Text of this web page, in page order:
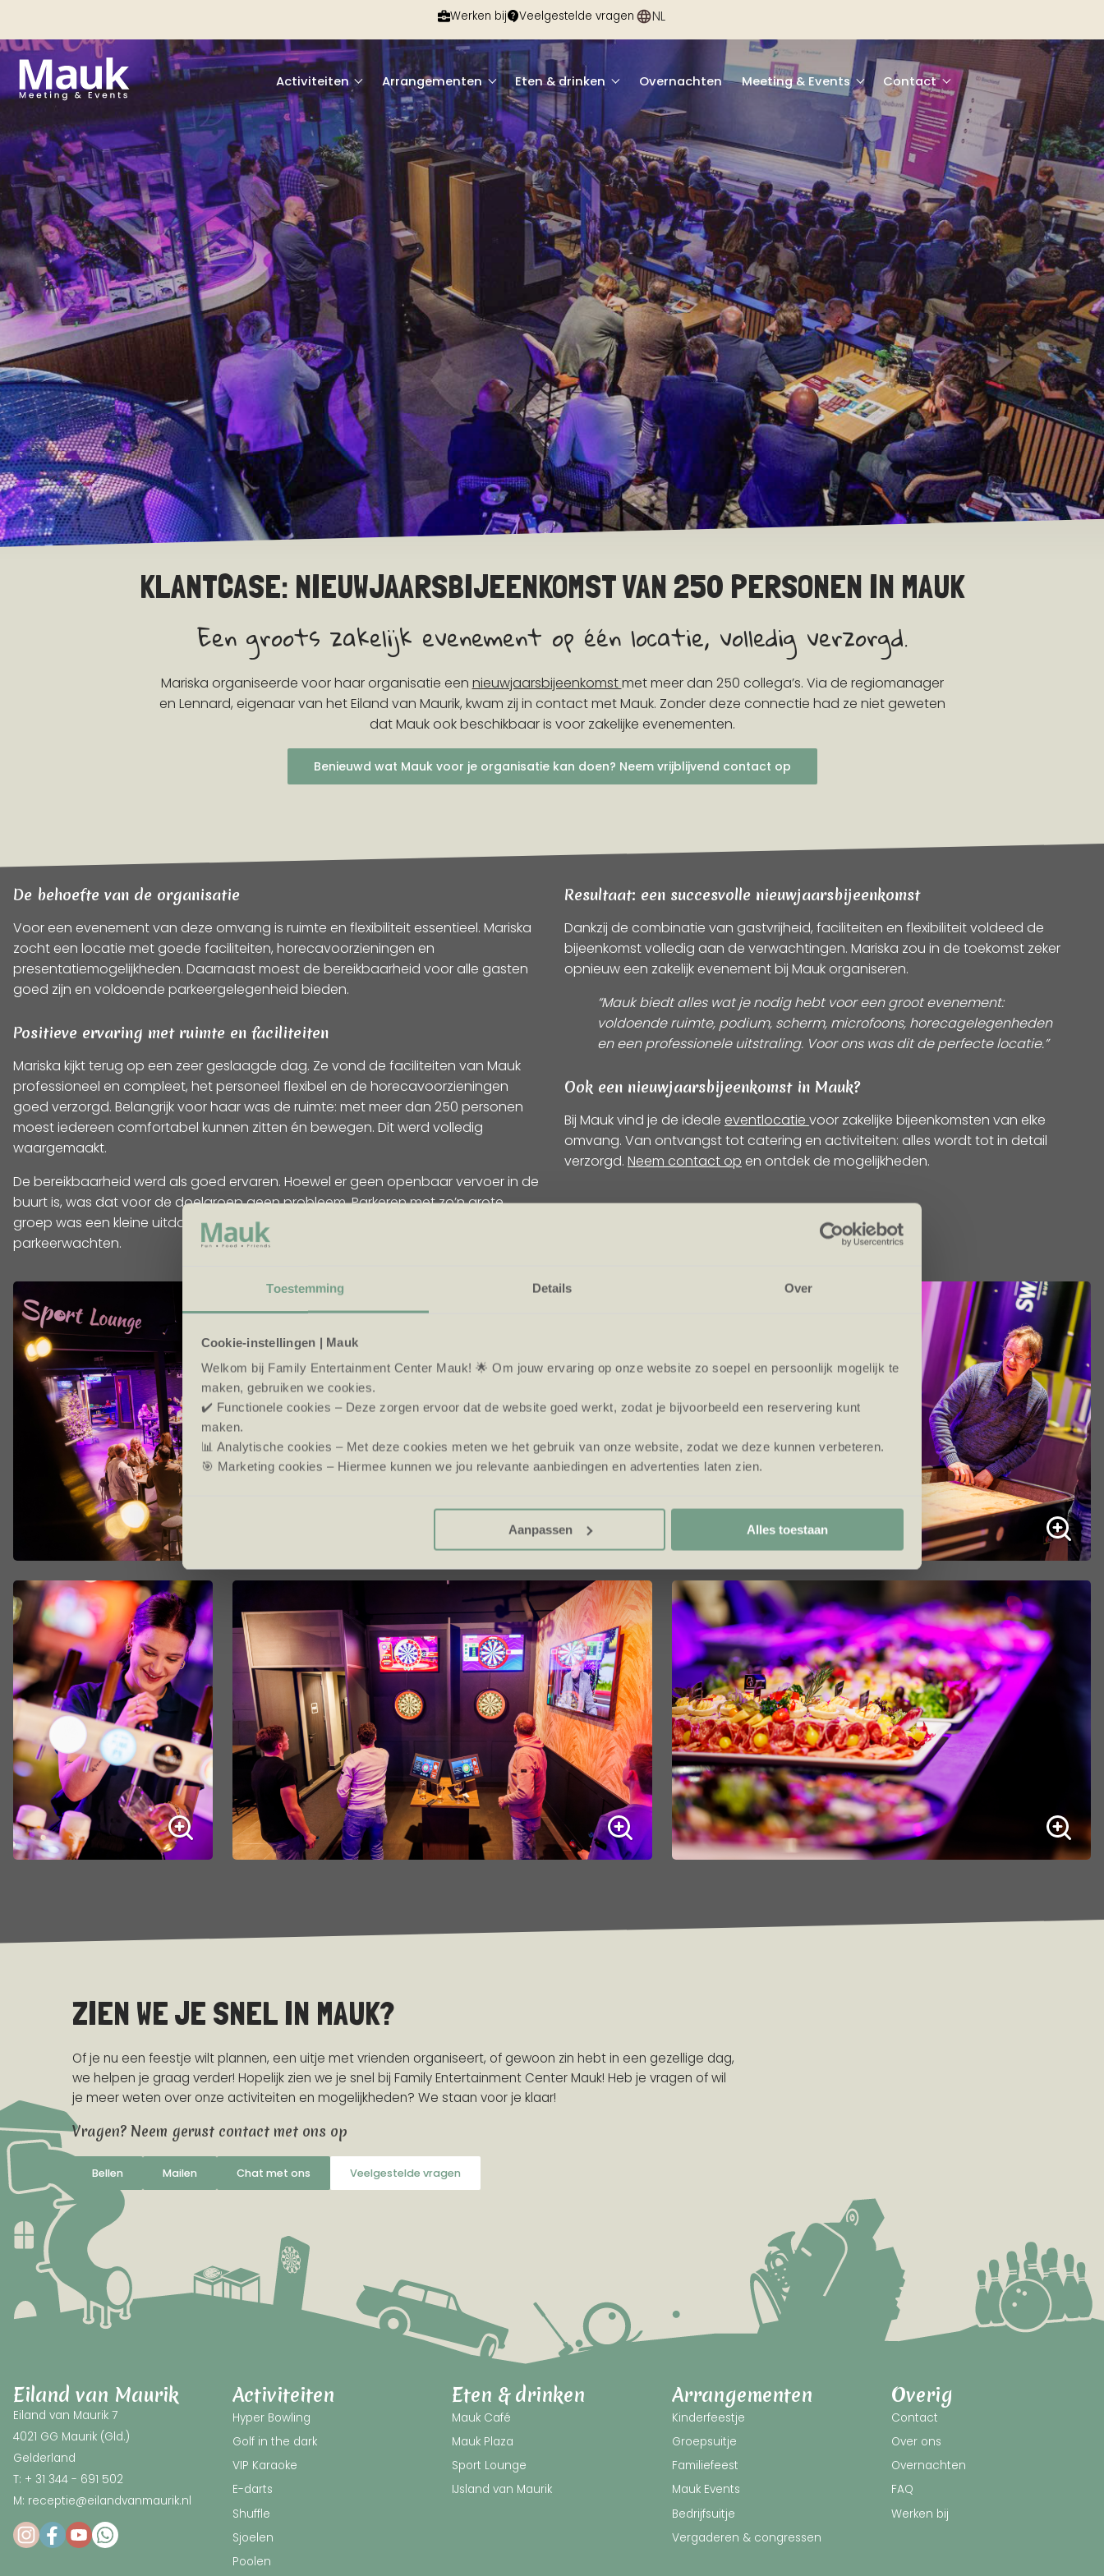
Toestemming Details Over
Cookie-instellingen | Mauk
Welkom bij Family Entertainment Center Mauk! 🌟 Om jouw ervaring op onze website zo soepel en persoonlijk mogelijk te
maken, gebruiken we cookies.
✔️ Functionele cookies – Deze zorgen ervoor dat de website goed werkt, zodat je bijvoorbeeld een reservering kunt
maken.
📊 Analytische cookies – Met deze cookies meten we het gebruik van onze website, zodat we deze kunnen verbeteren.
🎯 Marketing cookies – Hiermee kunnen we jou relevante aanbiedingen en advertenties laten zien.
Aanpassen Alles toestaan
Werken bij Veelgestelde vragen NLEN
Activiteiten Arrangementen Eten & drinken Overnachten Meeting & Events Contact
KLANTCASE: NIEUWJAARSBIJEENKOMST VAN 250 PERSONEN IN MAUK
Een groots zakelijk evenement op één locatie, volledig verzorgd.
Mariska organiseerde voor haar organisatie een nieuwjaarsbijeenkomstmet meer dan 250 collega’s. Via de regiomanager
en Lennard, eigenaar van het Eiland van Maurik, kwam zij in contact met Mauk. Zonder deze connectie had ze niet geweten
dat Mauk ook beschikbaar is voor zakelijke evenementen.
Benieuwd wat Mauk voor je organisatie kan doen? Neem vrijblijvend contact op
De behoefte van de organisatie
Voor een evenement van deze omvang is ruimte en flexibiliteit essentieel. Mariska
zocht een locatie met goede faciliteiten, horecavoorzieningen en
presentatiemogelijkheden. Daarnaast moest de bereikbaarheid voor alle gasten
goed zijn en voldoende parkeergelegenheid bieden.
Positieve ervaring met ruimte en faciliteiten
Mariska kijkt terug op een zeer geslaagde dag. Ze vond de faciliteiten van Mauk
professioneel en compleet, het personeel flexibel en de horecavoorzieningen
goed verzorgd. Belangrijk voor haar was de ruimte: met meer dan 250 personen
moest iedereen comfortabel kunnen zitten én bewegen. Dit werd volledig
waargemaakt.
De bereikbaarheid werd als goed ervaren. Hoewel er geen openbaar vervoer in de
buurt is, was dat voor de doelgroep geen probleem. Parkeren met zo’n grote
groep was een kleine uitdaging, maar werd goed begeleid door de
parkeerwachten.
Resultaat: een succesvolle nieuwjaarsbijeenkomst
Dankzij de combinatie van gastvrijheid, faciliteiten en flexibiliteit voldeed de
bijeenkomst volledig aan de verwachtingen. Mariska zou in de toekomst zeker
opnieuw een zakelijk evenement bij Mauk organiseren.
“Mauk biedt alles wat je nodig hebt voor een groot evenement:
voldoende ruimte, podium, scherm, microfoons, horecagelegenheden
en een professionele uitstraling. Voor ons was dit de perfecte locatie.”
Ook een nieuwjaarsbijeenkomst in Mauk?
Bij Mauk vind je de ideale eventlocatie voor zakelijke bijeenkomsten van elke
omvang. Van ontvangst tot catering en activiteiten: alles wordt tot in detail
verzorgd. Neem contact op en ontdek de mogelijkheden.
ZIEN WE JE SNEL IN MAUK?
Of je nu een feestje wilt plannen, een uitje met vrienden organiseert, of gewoon zin hebt in een gezellige dag,
we helpen je graag verder! Hopelijk zien we je snel bij Family Entertainment Center Mauk! Heb je vragen of wil
je meer weten over onze activiteiten en mogelijkheden? We staan voor je klaar!
Vragen? Neem gerust contact met ons op
Bellen Mailen Chat met ons Veelgestelde vragen
Eiland van Maurik
Eiland van Maurik 7
4021 GG Maurik (Gld.)
Gelderland
T: + 31 344 - 691 502
M: receptie@eilandvanmaurik.nl
Activiteiten
Hyper Bowling
Golf in the dark
VIP Karaoke
E-darts
Shuffle
Sjoelen
Poolen
Eten & drinken
Mauk Café
Mauk Plaza
Sport Lounge
IJsland van Maurik
Arrangementen
Kinderfeestje
Groepsuitje
Familiefeest
Mauk Events
Bedrijfsuitje
Vergaderen & congressen
Overig
Contact
Over ons
Overnachten
FAQ
Werken bij